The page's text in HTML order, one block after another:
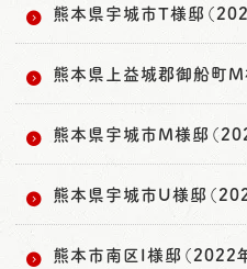
熊本県宇城市T様邸（
熊本県上益城郡御船町M
熊本県宇城市M様邸（
熊本県宇城市U様邸（
熊本市南区I様邸（2022